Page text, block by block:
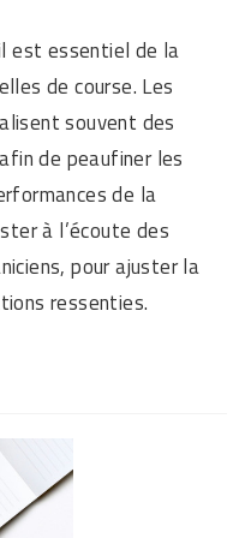
est essentiel de la
de course. Les
souvent des
de peaufiner les
de la
à l’écoute des
pour ajuster la
ressenties.